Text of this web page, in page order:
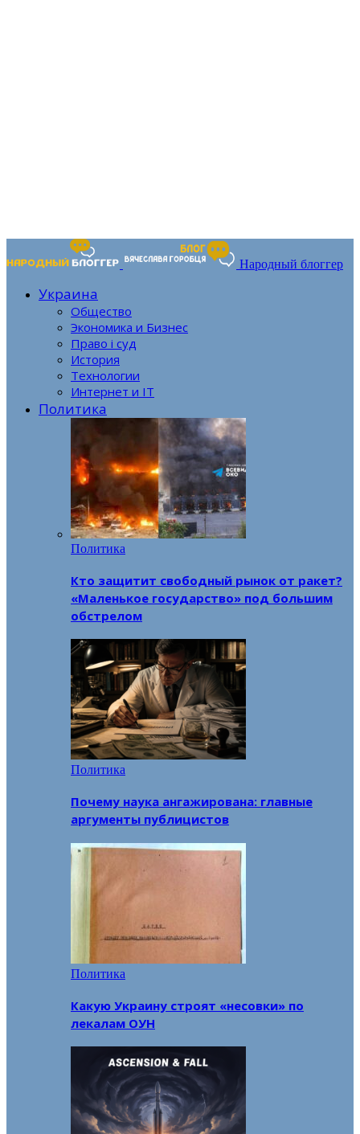
Народный блоггер
Украина
Общество
Экономика и Бизнес
Право і суд
История
Технологии
Интернет и IT
Политика
Политика
Кто защитит свободный рынок от ракет?
«Маленькое государство» под большим
обстрелом
Политика
Почему наука ангажирована: главные
аргументы публицистов
Политика
Какую Украину строят «несовки» по
лекалам ОУН